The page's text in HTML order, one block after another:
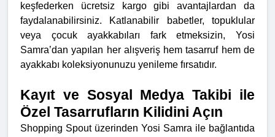
keşfederken ücretsiz kargo gibi avantajlardan da
faydalanabilirsiniz. Katlanabilir babetler, topuklular
veya çocuk ayakkabıları fark etmeksizin, Yosi
Samra’dan yapılan her alışveriş hem tasarruf hem de
ayakkabı koleksiyonunuzu yenileme fırsatıdır.
Kayıt ve Sosyal Medya Takibi ile
Özel Tasarrufların Kilidini Açın
Shopping Spout üzerinden Yosi Samra ile bağlantıda